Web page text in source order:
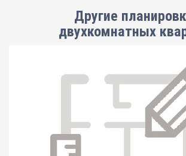
Другие
двухкомнатных